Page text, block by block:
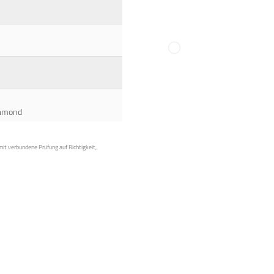
verbundene Prüfung auf Richtigkeit,